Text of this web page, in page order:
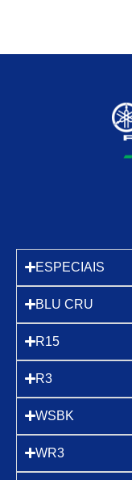
ESPECIAIS
BLU CRU
R15
R3
WSBK
WR3